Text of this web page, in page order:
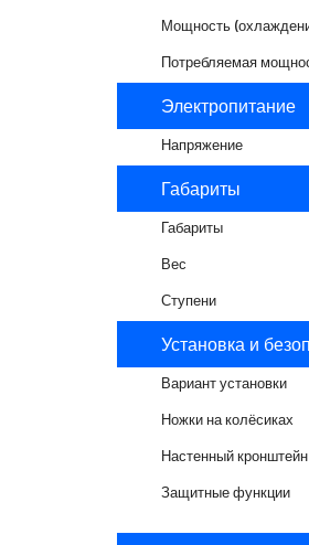
Мощность
Потребляемая
Электропитание
Напряжение
Габариты
Габариты
Вес
Ступени
Установка и
Вариант установки
Ножки на колёсиках
Настенный кронштейн
Защитные функции